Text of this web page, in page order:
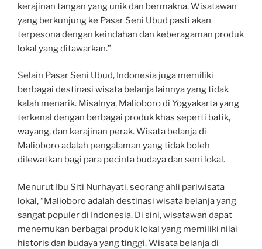
kerajinan tangan yang unik dan bermakna. Wisatawan
yang berkunjung ke Pasar Seni Ubud pasti akan
terpesona dengan keindahan dan keberagaman produk
lokal yang ditawarkan.”
Selain Pasar Seni Ubud, Indonesia juga memiliki
berbagai destinasi wisata belanja lainnya yang tidak
kalah menarik. Misalnya, Malioboro di Yogyakarta yang
terkenal dengan berbagai produk khas seperti batik,
wayang, dan kerajinan perak. Wisata belanja di
Malioboro adalah pengalaman yang tidak boleh
dilewatkan bagi para pecinta budaya dan seni lokal.
Menurut Ibu Siti Nurhayati, seorang ahli pariwisata
lokal, “Malioboro adalah destinasi wisata belanja yang
sangat populer di Indonesia. Di sini, wisatawan dapat
menemukan berbagai produk lokal yang memiliki nilai
historis dan budaya yang tinggi. Wisata belanja di